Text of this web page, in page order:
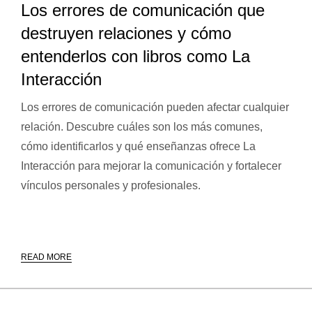
Los errores de comunicación que
destruyen relaciones y cómo
entenderlos con libros como La
Interacción
Los errores de comunicación pueden afectar cualquier
relación. Descubre cuáles son los más comunes,
cómo identificarlos y qué enseñanzas ofrece La
Interacción para mejorar la comunicación y fortalecer
vínculos personales y profesionales.
READ MORE